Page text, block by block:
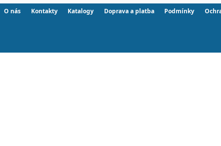
O nás Kontakty Katalogy Doprava a platba Podmínky